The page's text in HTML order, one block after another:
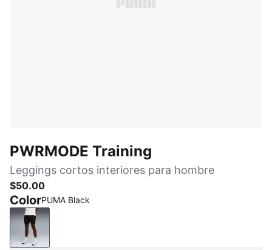
PWRMODE Training
Leggings cortos interiores para hombre
$50.00
ColorPUMA Black
PUMA Black